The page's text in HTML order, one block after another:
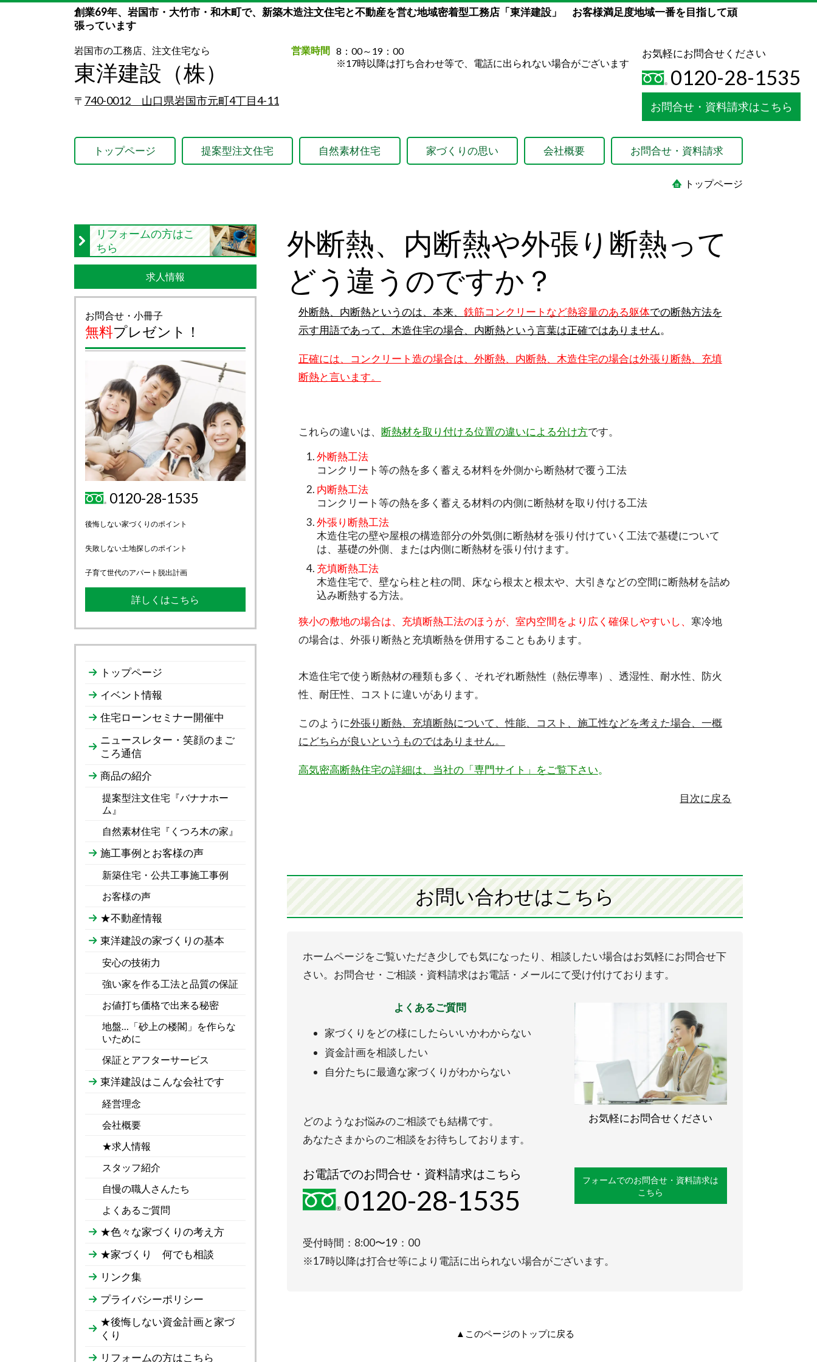
創業69年、岩国市・大竹市・和木町で、新築木造注文住宅と不動産を営む地域密着型工務店「東洋建設」 お客様満足度地域一番を目指して頑
張っています
岩国市の工務店、注文住宅なら
東洋建設（株）
〒 740-0012 山口県岩国市元町4丁目4-11
営業時間 8：00～19：00
※17時以降は打ち合わせ等で、電話に出られない場合がございます
お気軽にお問合せください
0120-28-1535
お問合せ・資料請求はこちら
トップページ 提案型注文住宅 自然素材住宅 家づくりの思い 会社概要 お問合せ・資料請求
トップページ
外断熱、内断熱や外張り断熱って
どう違うのですか？
外断熱、内断熱というのは、本来、 鉄筋コンクリートなど熱容量のある躯体での断熱方法を
示す用語であって、木造住宅の場合、内断熱という言葉は正確ではありません。
正確には、コンクリート造の場合は、外断熱、内断熱、木造住宅の場合は外張り断熱、充填
断熱と言います。
これらの違いは、 断熱材を取り付ける位置の違いによる分け方です。
外断熱工法
コンクリート等の熱を多く蓄える材料を外側から断熱材で覆う工法
内断熱工法
コンクリート等の熱を多く蓄える材料の内側に断熱材を取り付ける工法
外張り断熱工法
木造住宅の壁や屋根の構造部分の外気側に断熱材を張り付けていく工法で基礎について
は、基礎の外側、または内側に断熱材を張り付けます。
充填断熱工法
木造住宅で、壁なら柱と柱の間、床なら根太と根太や、大引きなどの空間に断熱材を詰め
込み断熱する方法。
狭小の敷地の場合は、充填断熱工法のほうが、室内空間をより広く確保しやすいし、 寒冷地
の場合は、外張り断熱と充填断熱を併用することもあります。
木造住宅で使う断熱材の種類も多く、それぞれ断熱性（熱伝導率）、透湿性、耐水性、防火
性、耐圧性、コストに違いがあります。
このように外張り断熱、充填断熱について、性能、コスト、施工性などを考えた場合、一概
にどちらが良いというものではありません。
高気密高断熱住宅の詳細は、当社の「専門サイト」をご覧下さい。
目次に戻る
お問い合わせはこちら
ホームページをご覧いただき少しでも気になったり、相談したい場合はお気軽にお問合せ下
さい。お問合せ・ご相談・資料請求はお電話・メールにて受け付けております。
お気軽にお問合せください
よくあるご質問
家づくりをどの様にしたらいいかわからない
資金計画を相談したい
自分たちに最適な家づくりがわからない
どのようなお悩みのご相談でも結構です。
あなたさまからのご相談をお待ちしております。
フォームでのお問合せ・資料請求は
こちら
お電話でのお問合せ・資料請求はこちら
0120-28-1535
受付時間：8:00〜19：00
※17時以降は打合せ等により電話に出られない場合がございます。
▲このページのトップに戻る
リフォームの方はこ
ちら
求人情報
お問合せ・小冊子
無料プレゼント！
0120-28-1535
後悔しない家づくりのポイント
失敗しない土地探しのポイント
子育て世代のアパート脱出計画
詳しくはこちら
トップページ
イベント情報
住宅ローンセミナー開催中
ニュースレター・笑顔のまご
ころ通信
商品の紹介
提案型注文住宅『バナナホー
ム』
自然素材住宅『くつろ木の家』
施工事例とお客様の声
新築住宅・公共工事施工事例
お客様の声
★不動産情報
東洋建設の家づくりの基本
安心の技術力
強い家を作る工法と品質の保証
お値打ち価格で出来る秘密
地盤…「砂上の楼閣」を作らな
いために
保証とアフターサービス
東洋建設はこんな会社です
経営理念
会社概要
★求人情報
スタッフ紹介
自慢の職人さんたち
よくあるご質問
★色々な家づくりの考え方
★家づくり 何でも相談
リンク集
プライバシーポリシー
★後悔しない資金計画と家づ
くり
リフォームの方はこちら